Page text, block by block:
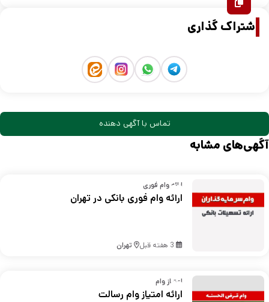
اشتراک گذاری
تماس با آگهی دهنده
آگهی‌های مشابه
ارائه وام فوری
ارائه وام فوری بانکی در تهران
3 هفته قبل تهران
امتیاز وام
ارائه امتیاز وام رسالت